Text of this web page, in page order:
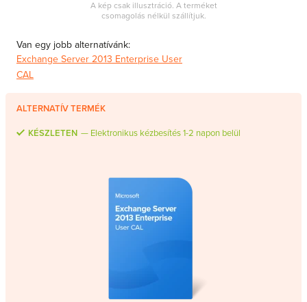
MS Project Server
MS System Center
A kép csak illusztráció. A terméket
csomagolás nélkül szállítjuk.
Van egy jobb alternatívánk:
Exchange Server 2013 Enterprise User
CAL
ALTERNATÍV TERMÉK
KÉSZLETEN Elektronikus kézbesítés 1-2 napon belül